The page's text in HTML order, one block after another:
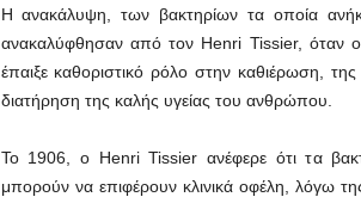
Η ανακάλυψη, των βακτηρίων τα οποία
ανακαλύφθησαν από τον Henri Tissier, όταν ο
έπαιξε καθοριστικό ρόλο στην καθιέρωση,
διατήρηση της καλής υγείας του ανθρώπου.
Το 1906, ο Henri Tissier ανέφερε ότι τα
μπορούν να επιφέρουν κλινικά οφέλη, λόγω